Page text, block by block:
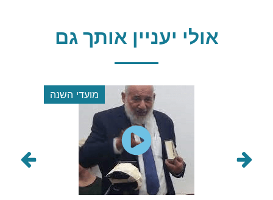
אולי יעניין אותך גם
מועדי השנה